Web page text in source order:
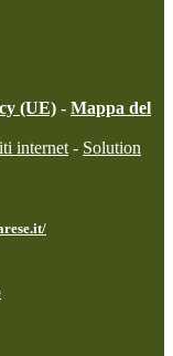
(UE) - Mappa del
internet - Solution